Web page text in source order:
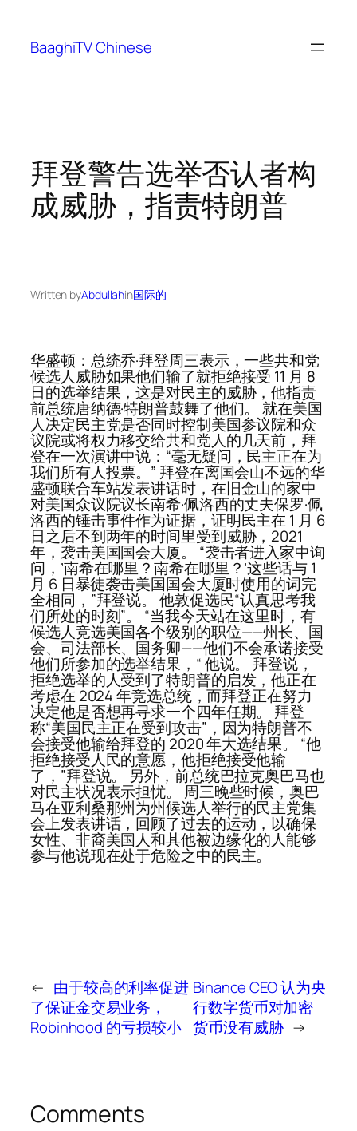
content
BaaghiTV Chinese
拜登警告选举否认者构
成威胁，指责特朗普
Written byAbdullahin国际的
华盛顿：总统乔·拜登周三表示，一些共和党
候选人威胁如果他们输了就拒绝接受 11 月 8
日的选举结果，这是对民主的威胁，他指责
前总统唐纳德·特朗普鼓舞了他们。 就在美国
人决定民主党是否同时控制美国参议院和众
议院或将权力移交给共和党人的几天前，拜
登在一次演讲中说：“毫无疑问，民主正在为
我们所有人投票。” 拜登在离国会山不远的华
盛顿联合车站发表讲话时，在旧金山的家中
对美国众议院议长南希·佩洛西的丈夫保罗·佩
洛西的锤击事件作为证据，证明民主在 1 月 6
日之后不到两年的时间里受到威胁，2021
年，袭击美国国会大厦。 “袭击者进入家中询
问，’南希在哪里？南希在哪里？’这些话与 1
月 6 日暴徒袭击美国国会大厦时使用的词完
全相同，”拜登说。 他敦促选民“认真思考我
们所处的时刻”。 “当我今天站在这里时，有
候选人竞选美国各个级别的职位——州长、国
会、司法部长、国务卿——他们不会承诺接受
他们所参加的选举结果，“ 他说。 拜登说，
拒绝选举的人受到了特朗普的启发，他正在
考虑在 2024 年竞选总统，而拜登正在努力
决定他是否想再寻求一个四年任期。 拜登
称“美国民主正在受到攻击”，因为特朗普不
会接受他输给拜登的 2020 年大选结果。 “他
拒绝接受人民的意愿，他拒绝接受他输
了，”拜登说。 另外，前总统巴拉克奥巴马也
对民主状况表示担忧。 周三晚些时候，奥巴
马在亚利桑那州为州候选人举行的民主党集
会上发表讲话，回顾了过去的运动，以确保
女性、非裔美国人和其他被边缘化的人能够
参与他说现在处于危险之中的民主。
← 由于较高的利率促进
了保证金交易业务，
Robinhood 的亏损较小
Binance CEO 认为央
行数字货币对加密
货币没有威胁 →
Comments